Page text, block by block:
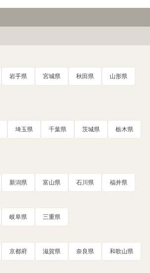
岩手県 宮城県 秋田県 山形県
埼玉県 千葉県 茨城県 栃木県
新潟県 富山県 石川県 福井県
岐阜県 三重県
京都府 滋賀県 奈良県 和歌山県